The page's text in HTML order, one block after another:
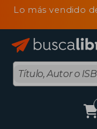
Lo más vendido